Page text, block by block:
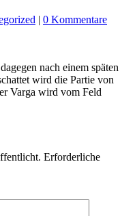
| 0 Kommentare
nach einem späten
wird die Partie von
Varga wird vom Feld
Erforderliche